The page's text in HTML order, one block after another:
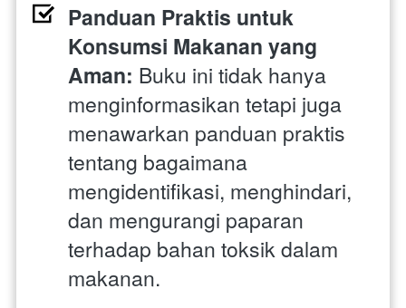
Panduan Praktis untuk
Konsumsi Makanan yang
Aman: Buku ini tidak hanya
menginformasikan tetapi juga
menawarkan panduan praktis
tentang bagaimana
mengidentifikasi, menghindari,
dan mengurangi paparan
terhadap bahan toksik dalam
makanan.